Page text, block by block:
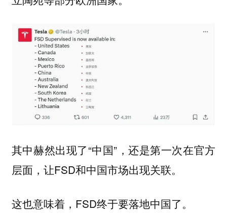
其中赫然出现了“中国”，还是第一次在官方
层面，让FSD和中国市场出现关联。
这也意味着，FSD终于要落地中国了。